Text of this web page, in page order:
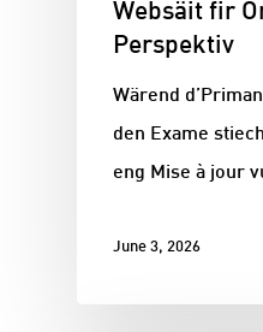
Websäit fir
Perspektiv
Wärend
den Exame
eng Mise à jour
June 3, 2026